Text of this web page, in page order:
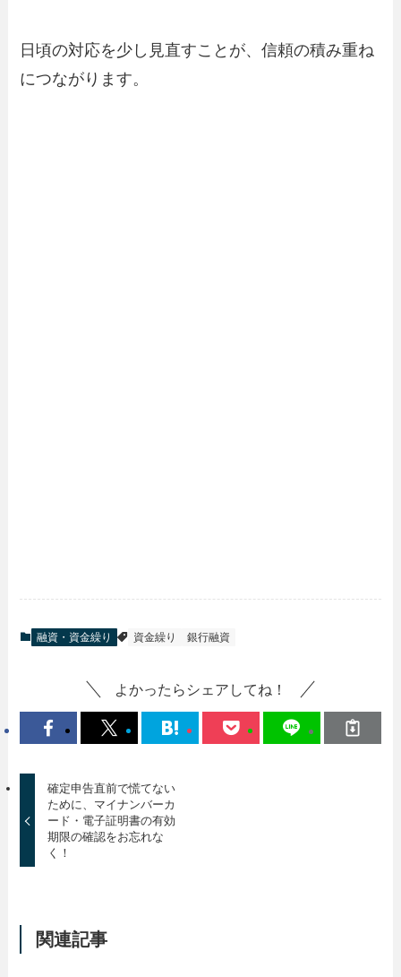
日頃の対応を少し見直すことが、信頼の積み重ね
につながります。
融資・資金繰り 資金繰り 銀行融資
よかったらシェアしてね！
確定申告直前で慌てない
ために、マイナンバーカ
ード・電子証明書の有効
期限の確認をお忘れな
く！
関連記事